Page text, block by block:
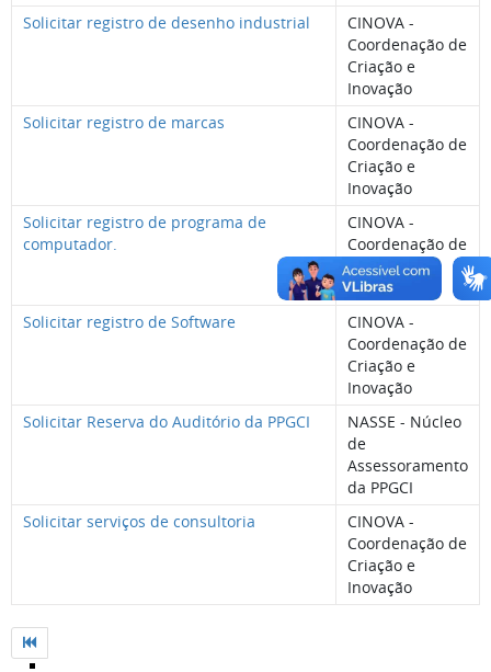
Solicitar registro de desenho industrial
CINOVA -
Coordenação de
Criação e
Inovação
Solicitar registro de marcas
CINOVA -
Coordenação de
Criação e
Inovação
Solicitar registro de programa de
computador.
CINOVA -
Coordenação de
Criação e
Inovação
Solicitar registro de Software
CINOVA -
Coordenação de
Criação e
Inovação
Solicitar Reserva do Auditório da PPGCI
NASSE - Núcleo
de
Assessoramento
da PPGCI
Solicitar serviços de consultoria
CINOVA -
Coordenação de
Criação e
Inovação